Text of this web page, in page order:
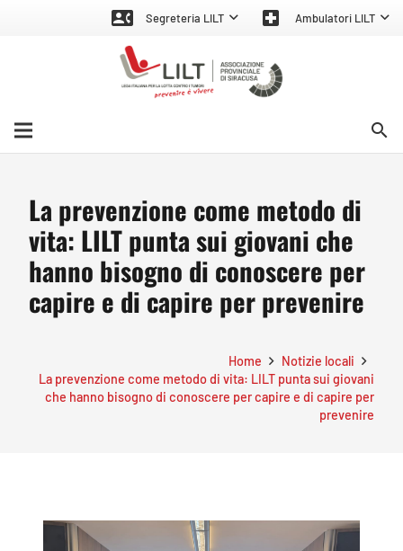
contact_phone Segreteria LILT local_hospital Ambulatori LILT
search
La prevenzione come metodo di
vita: LILT punta sui giovani che
hanno bisogno di conoscere per
capire e di capire per prevenire
Home
Notizie locali
La prevenzione come metodo di vita: LILT punta sui giovani
che hanno bisogno di conoscere per capire e di capire per
prevenire